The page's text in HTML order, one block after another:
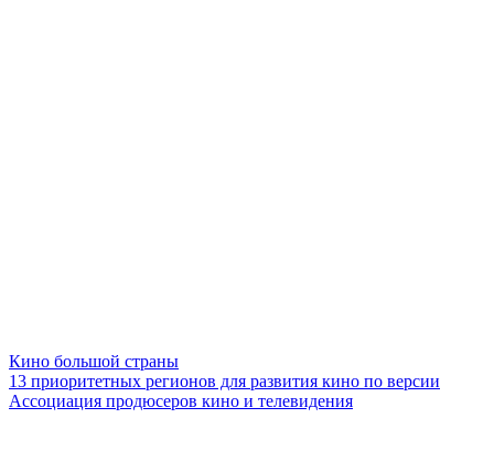
Кино большой страны
13 приоритетных регионов для развития кино по версии
Ассоциация продюсеров кино и телевидения